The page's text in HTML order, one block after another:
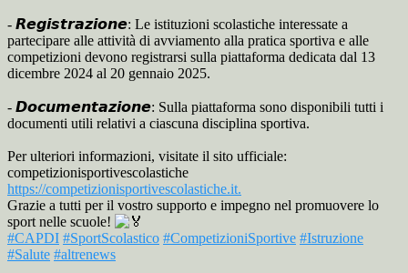
- 𝙍𝙚𝙜𝙞𝙨𝙩𝙧𝙖𝙯𝙞𝙤𝙣𝙚: Le istituzioni scolastiche interessate a
partecipare alle attività di avviamento alla pratica sportiva e alle
competizioni devono registrarsi sulla piattaforma dedicata dal 13
dicembre 2024 al 20 gennaio 2025.
- 𝘿𝙤𝙘𝙪𝙢𝙚𝙣𝙩𝙖𝙯𝙞𝙤𝙣𝙚: Sulla piattaforma sono disponibili tutti i
documenti utili relativi a ciascuna disciplina sportiva.
Per ulteriori informazioni, visitate il sito ufficiale:
competizionisportivescolastiche
https://competizionisportivescolastiche.it.
Grazie a tutti per il vostro supporto e impegno nel promuovere lo
sport nelle scuole!
#CAPDI #SportScolastico #CompetizioniSportive #Istruzione
#Salute #altrenews